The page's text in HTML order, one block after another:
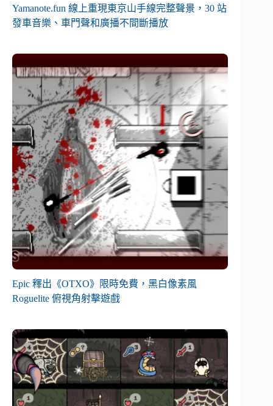
Yamanote.fun 線上重現東京山手線完整聲景，30 站
發車音樂、車門聲和廣播不間斷播放
Epic 釋出《OTXO》限時免費，黑白像素風
Roguelite 俯視角射擊遊戲